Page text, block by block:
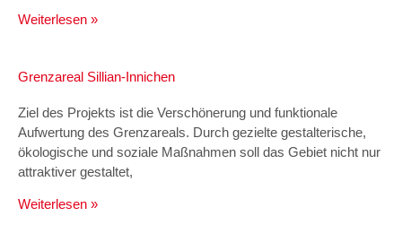
Weiterlesen »
Grenzareal Sillian-Innichen
Ziel des Projekts ist die Verschönerung und funktionale
Aufwertung des Grenzareals. Durch gezielte gestalterische,
ökologische und soziale Maßnahmen soll das Gebiet nicht nur
attraktiver gestaltet,
Weiterlesen »